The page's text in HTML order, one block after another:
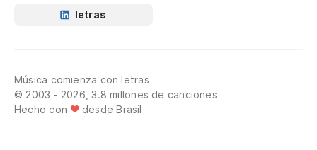
letras
Música comienza con letras
© 2003 - 2026, 3.8 millones de canciones
Hecho con
desde Brasil